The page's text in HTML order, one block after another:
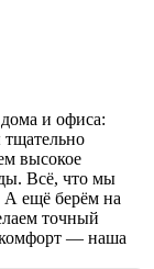
и офиса:
высокое
Всё, что мы
А ещё берём на
точный
комфорт — наша